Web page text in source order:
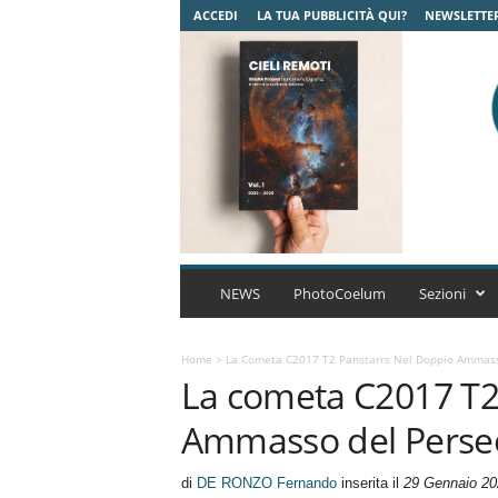
ACCEDI LA TUA PUBBLICITÀ QUI?
C
u
m
A
s
r
NEWS PhotoCoelum Sezioni
Home > La Cometa C2017 T2 Panstarrs Nel Doppio
La cometa C2017
Ammasso del
di DE RONZO Fernandoinserita il 29 Gennaio